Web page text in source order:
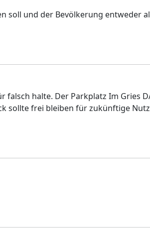
soll und der Bevölkerung entweder
halte. Der Parkplatz Im Gries
sollte frei bleiben für zukünftige